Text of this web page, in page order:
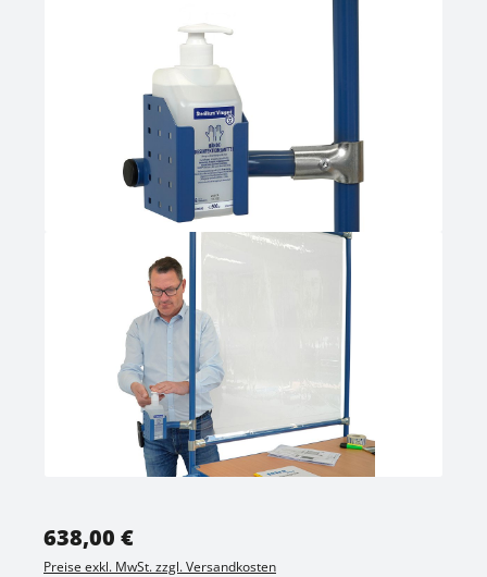
Regulärer Preis:
638,00 €
Preise exkl. MwSt. zzgl. Versandkosten